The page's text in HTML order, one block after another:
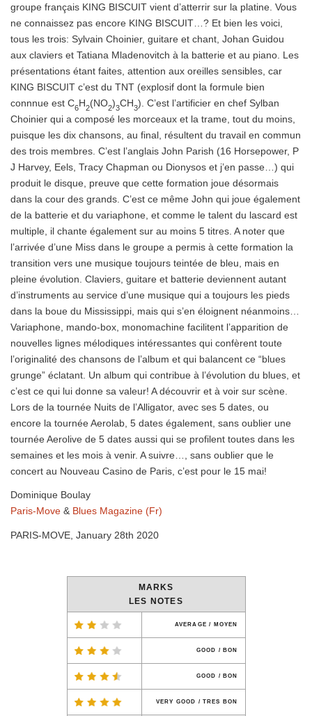
groupe français KING BISCUIT vient d’atterrir sur la platine. Vous
ne connaissez pas encore KING BISCUIT…? Et bien les voici,
tous les trois: Sylvain Choinier, guitare et chant, Johan Guidou
aux claviers et Tatiana Mladenovitch à la batterie et au piano. Les
présentations étant faites, attention aux oreilles sensibles, car
KING BISCUIT c’est du TNT (explosif dont la formule bien
connnue est C6H2(NO2)3CH3). C’est l’artificier en chef Sylban
Choinier qui a composé les morceaux et la trame, tout du moins,
puisque les dix chansons, au final, résultent du travail en commun
des trois membres. C’est l’anglais John Parish (16 Horsepower, P
J Harvey, Eels, Tracy Chapman ou Dionysos et j’en passe…) qui
produit le disque, preuve que cette formation joue désormais
dans la cour des grands. C’est ce même John qui joue également
de la batterie et du variaphone, et comme le talent du lascard est
multiple, il chante également sur au moins 5 titres. A noter que
l’arrivée d’une Miss dans le groupe a permis à cette formation la
transition vers une musique toujours teintée de bleu, mais en
pleine évolution. Claviers, guitare et batterie deviennent autant
d’instruments au service d’une musique qui a toujours les pieds
dans la boue du Mississippi, mais qui s’en éloignent néanmoins…
Variaphone, mando-box, monomachine facilitent l’apparition de
nouvelles lignes mélodiques intéressantes qui confèrent toute
l’originalité des chansons de l’album et qui balancent ce “blues
grunge” éclatant. Un album qui contribue à l’évolution du blues, et
c’est ce qui lui donne sa valeur! A découvrir et à voir sur scène.
Lors de la tournée Nuits de l’Alligator, avec ses 5 dates, ou
encore la tournée Aerolab, 5 dates également, sans oublier une
tournée Aerolive de 5 dates aussi qui se profilent toutes dans les
semaines et les mois à venir. A suivre…, sans oublier que le
concert au Nouveau Casino de Paris, c’est pour le 15 mai!
Dominique Boulay
Paris-Move & Blues Magazine (Fr)
PARIS-MOVE, January 28th 2020
MARKS
LES NOTES
AVERAGE / MOYEN
GOOD / BON
GOOD / BON
VERY GOOD / TRES BON